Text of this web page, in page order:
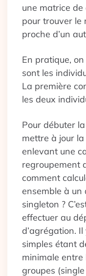
une matrice
pour trouver le
proche d’un
En pratique,
sont les
La première
les deux
Pour débuter
mettre à jour
enlevant une
regroupement
comment
ensemble à un
singleton ?
effectuer au
d’agrégation.
simples étant
minimale entre
groupes